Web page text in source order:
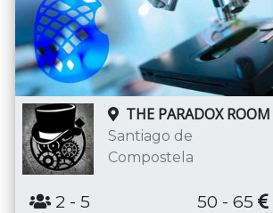
THE PARADOX ROOM
Santiago de
Compostela
2 - 5 50 - 65